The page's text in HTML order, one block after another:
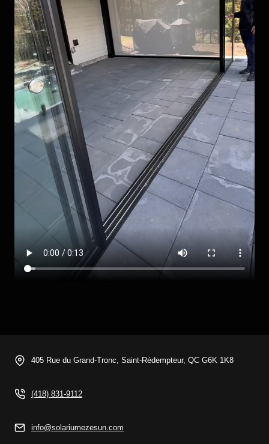
405 Rue du Grand-Tronc, Saint-Rédempteur, QC G6K 1K8
(418) 831-9112
info@solariumezesun.com